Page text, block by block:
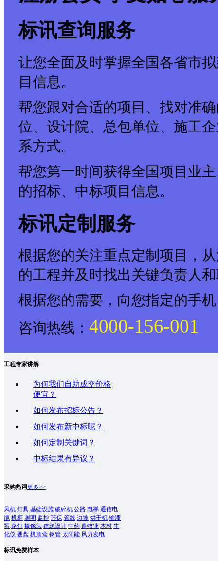
标讯查询服务
让您全面及时掌握全国各省市
目信息。
帮您跟对合适的项目、找对准
位、设计院、总包单位、施工
系方式。
帮您第一时间获得全国项目业
的招标、中标项目信息。
标讯定制服务
根据您的关注重点定制项目，
的工程并及时找出关键负责人
根据您的需要，向您指定的手
咨询热线： 4000-156-001
工程专家讲解
为何我们自助成交价格
便宜？
如何发布招标公告？
如何发布新中标呢？
如何定制关键词？
中标结果有异议？
采购热词更多>>
风机 灯具 基础设施 破碎机 公路 电梯 通信电
缆 机柜 照明 监控 环保 管线 边坡 烘干机 输液
泵 路灯 摄像头 建筑设计 中药 畜牧业 木材 生
化仪 硬盘 机顶盒 钢管 太阳能 风力发电
标讯免费样本